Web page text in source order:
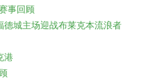
事回顾
城主场迎战布莱克本流浪者
港